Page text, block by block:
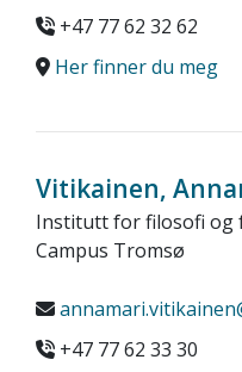
+47 77 62 32 62
Her finner du meg
Vitikainen,
Institutt for filosofi og
Campus Tromsø
+47 77 62 33 30